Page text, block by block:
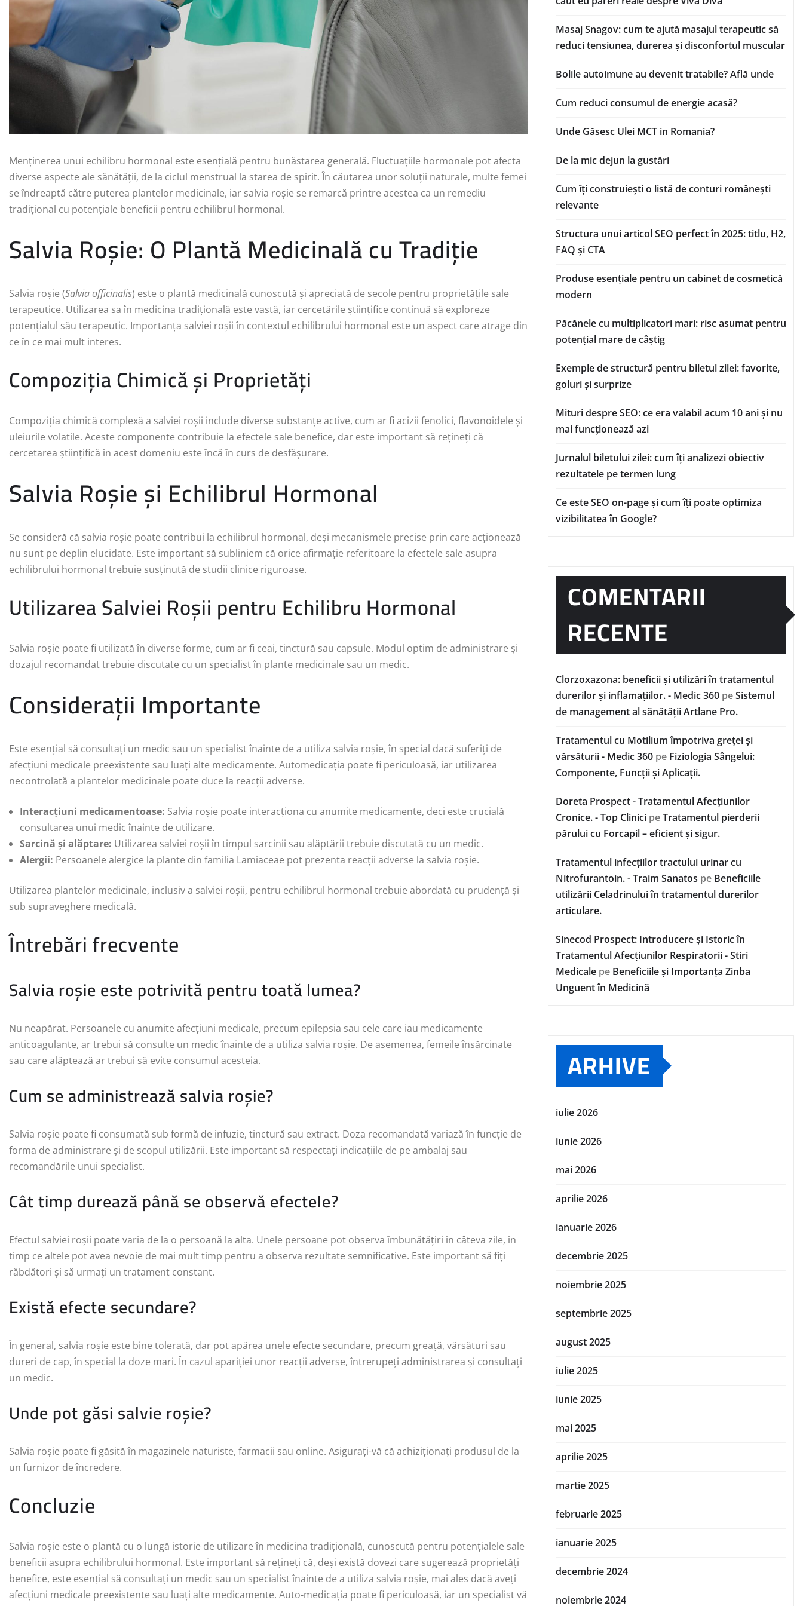
Menținerea unui echilibru hormonal este esențială pentru bunăstarea generală. Fluctuațiile hormonale pot afecta
diverse aspecte ale sănătății, de la ciclul menstrual la starea de spirit. În căutarea unor soluții naturale, multe femei
se îndreaptă către puterea plantelor medicinale, iar salvia roșie se remarcă printre acestea ca un remediu
tradițional cu potențiale beneficii pentru echilibrul hormonal.
Salvia Roșie: O Plantă Medicinală cu Tradiție
Salvia roșie (Salvia officinalis) este o plantă medicinală cunoscută și apreciată de secole pentru proprietățile sale
terapeutice. Utilizarea sa în medicina tradițională este vastă, iar cercetările științifice continuă să exploreze
potențialul său terapeutic. Importanța salviei roșii în contextul echilibrului hormonal este un aspect care atrage din
ce în ce mai mult interes.
Compoziția Chimică și Proprietăți
Compoziția chimică complexă a salviei roșii include diverse substanțe active, cum ar fi acizii fenolici, flavonoidele și
uleiurile volatile. Aceste componente contribuie la efectele sale benefice, dar este important să rețineți că
cercetarea științifică în acest domeniu este încă în curs de desfășurare.
Salvia Roșie și Echilibrul Hormonal
Se consideră că salvia roșie poate contribui la echilibrul hormonal, deși mecanismele precise prin care acționează
nu sunt pe deplin elucidate. Este important să subliniem că orice afirmație referitoare la efectele sale asupra
echilibrului hormonal trebuie susținută de studii clinice riguroase.
Utilizarea Salviei Roșii pentru Echilibru Hormonal
Salvia roșie poate fi utilizată în diverse forme, cum ar fi ceai, tinctură sau capsule. Modul optim de administrare și
dozajul recomandat trebuie discutate cu un specialist în plante medicinale sau un medic.
Considerații Importante
Este esențial să consultați un medic sau un specialist înainte de a utiliza salvia roșie, în special dacă suferiți de
afecțiuni medicale preexistente sau luați alte medicamente. Automedicația poate fi periculoasă, iar utilizarea
necontrolată a plantelor medicinale poate duce la reacții adverse.
Interacțiuni medicamentoase: Salvia roșie poate interacționa cu anumite medicamente, deci este crucială
consultarea unui medic înainte de utilizare.
Sarcină și alăptare: Utilizarea salviei roșii în timpul sarcinii sau alăptării trebuie discutată cu un medic.
Alergii: Persoanele alergice la plante din familia Lamiaceae pot prezenta reacții adverse la salvia roșie.
Utilizarea plantelor medicinale, inclusiv a salviei roșii, pentru echilibrul hormonal trebuie abordată cu prudență și
sub supraveghere medicală.
Întrebări frecvente
Salvia roșie este potrivită pentru toată lumea?
Nu neapărat. Persoanele cu anumite afecțiuni medicale, precum epilepsia sau cele care iau medicamente
anticoagulante, ar trebui să consulte un medic înainte de a utiliza salvia roșie. De asemenea, femeile însărcinate
sau care alăptează ar trebui să evite consumul acesteia.
Cum se administrează salvia roșie?
Salvia roșie poate fi consumată sub formă de infuzie, tinctură sau extract. Doza recomandată variază în funcție de
forma de administrare și de scopul utilizării. Este important să respectați indicațiile de pe ambalaj sau
recomandările unui specialist.
Cât timp durează până se observă efectele?
Efectul salviei roșii poate varia de la o persoană la alta. Unele persoane pot observa îmbunătățiri în câteva zile, în
timp ce altele pot avea nevoie de mai mult timp pentru a observa rezultate semnificative. Este important să fiți
răbdători și să urmați un tratament constant.
Există efecte secundare?
În general, salvia roșie este bine tolerată, dar pot apărea unele efecte secundare, precum greață, vărsături sau
dureri de cap, în special la doze mari. În cazul apariției unor reacții adverse, întrerupeți administrarea și consultați
un medic.
Unde pot găsi salvie roșie?
Salvia roșie poate fi găsită în magazinele naturiste, farmacii sau online. Asigurați-vă că achiziționați produsul de la
un furnizor de încredere.
Concluzie
Salvia roșie este o plantă cu o lungă istorie de utilizare în medicina tradițională, cunoscută pentru potențialele sale
beneficii asupra echilibrului hormonal. Este important să rețineți că, deși există dovezi care sugerează proprietăți
benefice, este esențial să consultați un medic sau un specialist înainte de a utiliza salvia roșie, mai ales dacă aveți
afecțiuni medicale preexistente sau luați alte medicamente. Auto-medicația poate fi periculoasă, iar un specialist vă
Masaj Snagov: cum te ajută masajul terapeutic să
reduci tensiunea, durerea și disconfortul muscular
Bolile autoimune au devenit tratabile? Află unde
Cum reduci consumul de energie acasă?
Unde Găsesc Ulei MCT in Romania?
De la mic dejun la gustări
Cum îți construiești o listă de conturi românești
relevante
Structura unui articol SEO perfect în 2025: titlu, H2,
FAQ și CTA
Produse esențiale pentru un cabinet de cosmetică
modern
Păcănele cu multiplicatori mari: risc asumat pentru
potențial mare de câștig
Exemple de structură pentru biletul zilei: favorite,
goluri și surprize
Mituri despre SEO: ce era valabil acum 10 ani și nu
mai funcționează azi
Jurnalul biletului zilei: cum îți analizezi obiectiv
rezultatele pe termen lung
Ce este SEO on-page și cum îți poate optimiza
vizibilitatea în Google?
COMENTARII
RECENTE
Clorzoxazona: beneficii și utilizări în tratamentul
durerilor și inflamațiilor. - Medic 360 peSistemul
de management al sănătății Artlane Pro.
Tratamentul cu Motilium împotriva greței și
vărsăturii - Medic 360 pe Fiziologia Sângelui:
Componente, Funcții și Aplicații.
Doreta Prospect - Tratamentul Afecțiunilor
Cronice. - Top Clinici peTratamentul pierderii
părului cu Forcapil – eficient și sigur.
Tratamentul infecțiilor tractului urinar cu
Nitrofurantoin. - Traim Sanatos pe Beneficiile
utilizării Celadrinului în tratamentul durerilor
articulare.
Sinecod Prospect: Introducere și Istoric în
Tratamentul Afecțiunilor Respiratorii - Stiri
Medicale pe Beneficiile și Importanța Zinba
Unguent în Medicină
ARHIVE
iulie 2026
iunie 2026
mai 2026
aprilie 2026
ianuarie 2026
decembrie 2025
noiembrie 2025
septembrie 2025
august 2025
iulie 2025
iunie 2025
mai 2025
aprilie 2025
martie 2025
februarie 2025
ianuarie 2025
decembrie 2024
noiembrie 2024